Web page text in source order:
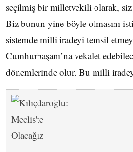
seçilmiş bir milletvekili olarak,
Biz bunun yine böyle olmasını
sistemde milli iradeyi temsil
Cumhurbaşanı’na vekalet
dönemlerinde olur. Bu milli